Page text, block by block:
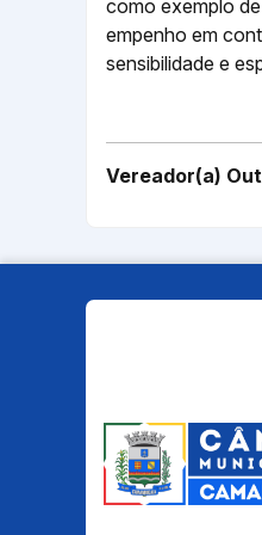
como exemplo
empenho em
sensibilidade e
Vereador(a)